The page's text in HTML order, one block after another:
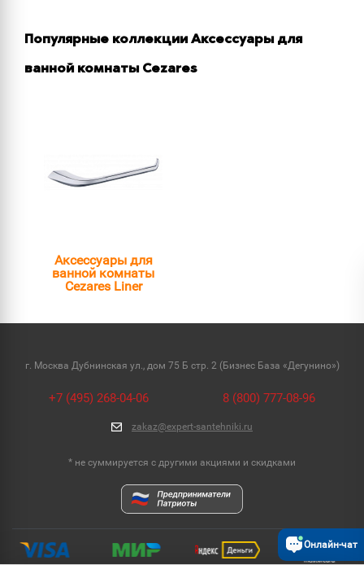
Популярные коллекции Аксессуары для
ванной комнаты Cezares
Аксессуары для
ванной комнаты
Cezares Liner
г. Москва Дубнинская ул., дом 75 Б стр. 2 (Бизнес База «Дегунино»)
+7 (495) 268-04-06 8 (800) 777-08-96
zakaz@expert-santehniki.ru
* не суммируется с другими акциями и скидками
Онлайн-чат